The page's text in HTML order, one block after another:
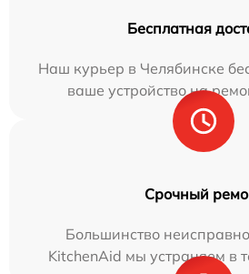
Бесплатная
Наш курьер в Челябинске
ваше устройство на
Срочный
Большинство
KitchenAid мы устраняем в